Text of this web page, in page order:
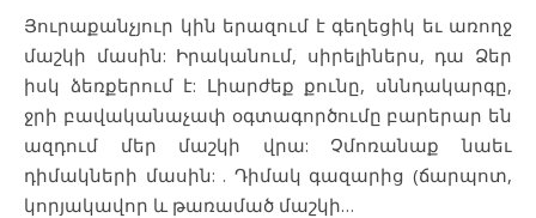
Յուրաքանչյուր կին երազում է գեղեցիկ եւ առողջ
մաշկի մասին: Իրականում, սիրելիներս, դա Ձեր
իսկ ձեռքերում է: Լիարժեք քունը, սննդակարգը,
ջրի բավականաչափ օգտագործումը բարերար են
ազդում մեր մաշկի վրա: Չմոռանաք նաեւ
դիմակների մասին: . Դիմակ գազարից (ճարպոտ,
կորյակավոր և թառամած մաշկի…